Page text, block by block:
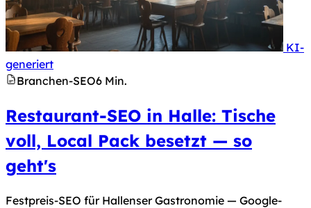
KI-
generiertHinweis nach Art. 50 KI-Verordnung: Dieses
Branchen-SEO6 Min.
Restaurant-SEO in Halle: Tische
voll, Local Pack besetzt — so
geht's
Festpreis-SEO für Hallenser Gastronomie — Google-